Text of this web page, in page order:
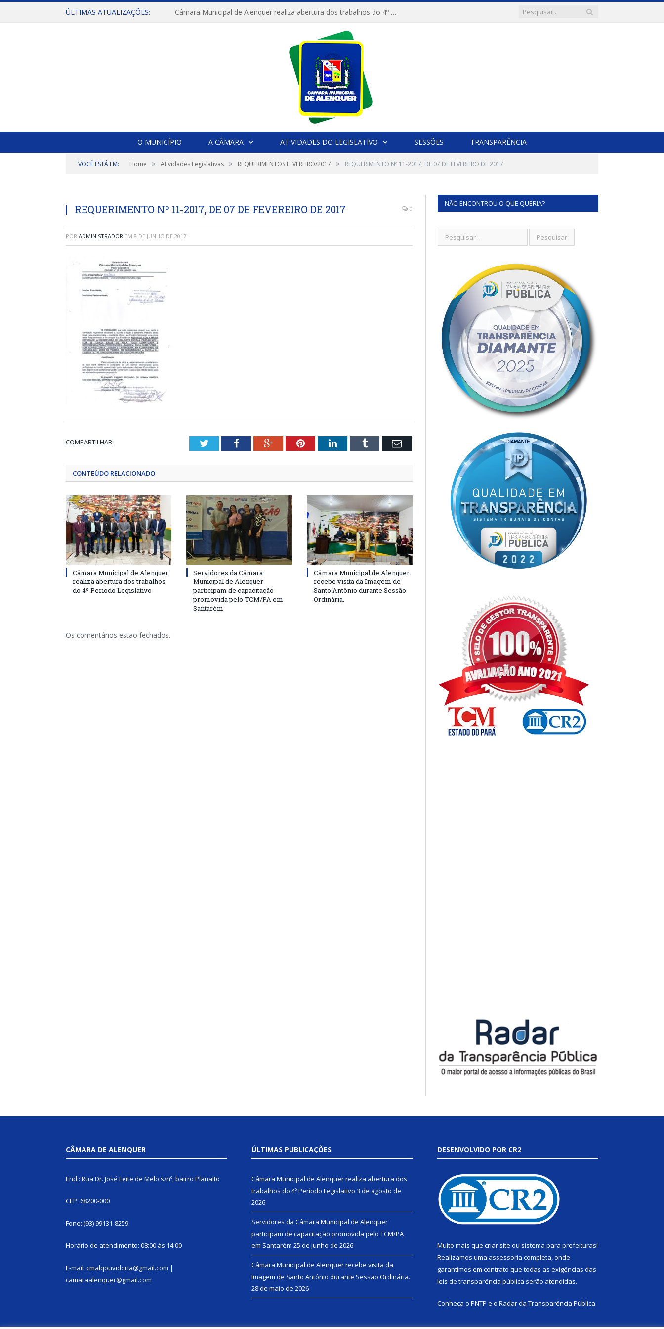
ÚLTIMAS ATUALIZAÇÕES: Câmara Municipal de Alenquer realiza abertura dos trabalhos do 4º Período Legislativo
O MUNICÍPIO A CÂMARA ATIVIDADES DO LEGISLATIVO SESSÕES TRANSPARÊNCIA
VOCÊ ESTÁ EM: Home » Atividades Legislativas » REQUERIMENTOS FEVEREIRO/2017 » REQUERIMENTO Nº 11-2017, DE 07 DE FEVEREIRO DE 2017
REQUERIMENTO Nº 11-2017, DE 07 DE FEVEREIRO DE 2017 0
POR ADMINISTRADOR EM 8 DE JUNHO DE 2017
COMPARTILHAR: TwitterFacebookGoogle+PinterestLinkedInTumblr Email
CONTEÚDO RELACIONADO
Câmara Municipal de Alenquer
realiza abertura dos trabalhos
do 4º Período Legislativo
Servidores da Câmara
Municipal de Alenquer
participam de capacitação
promovida pelo TCM/PA em
Santarém
Câmara Municipal de Alenquer
recebe visita da Imagem de
Santo Antônio durante Sessão
Ordinária.
Os comentários estão fechados.
NÃO ENCONTROU O QUE QUERIA?
CÂMARA DE ALENQUER
End.: Rua Dr. José Leite de Melo s/nº, bairro Planalto
CEP: 68200-000
Fone: (93) 99131-8259
Horário de atendimento: 08:00 às 14:00
E-mail: cmalqouvidoria@gmail.com |
camaraalenquer@gmail.com
ÚLTIMAS PUBLICAÇÕES
Câmara Municipal de Alenquer realiza abertura dos
trabalhos do 4º Período Legislativo 3 de agosto de
2026
Servidores da Câmara Municipal de Alenquer
participam de capacitação promovida pelo TCM/PA
em Santarém 25 de junho de 2026
Câmara Municipal de Alenquer recebe visita da
Imagem de Santo Antônio durante Sessão Ordinária.
28 de maio de 2026
DESENVOLVIDO POR CR2
Muito mais que criar site ou sistema para prefeituras!
Realizamos uma assessoria completa, onde
garantimos em contrato que todas as exigências das
leis de transparência pública serão atendidas.
Conheça o PNTP e o Radar da Transparência Pública